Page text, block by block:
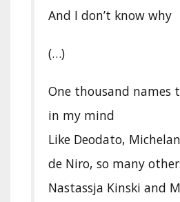
And I don’t know why
(…)
One thousand names
in my mind
Like Deodato,
de Niro, so many
Nastassja Kinski and